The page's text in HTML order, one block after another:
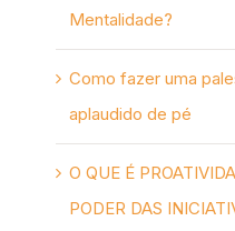
Mentalidade?
Como fazer uma
aplaudido de pé
O QUE É
PODER DAS